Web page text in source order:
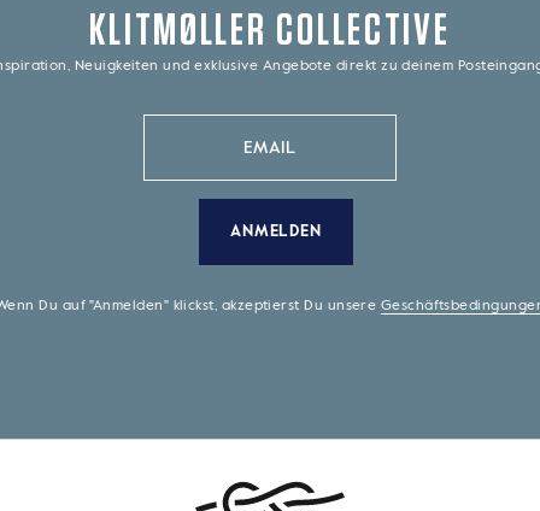
KLITMØLLER COLLECTIVE
Neuigkeiten und exklusive Angebote direkt zu deinem
ANMELDEN
Du auf "Anmelden" klickst, akzeptierst Du unsere